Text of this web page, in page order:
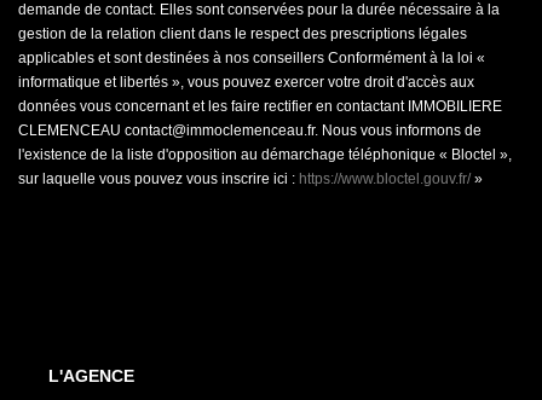
demande de contact. Elles sont conservées pour la durée nécessaire à la
gestion de la relation client dans le respect des prescriptions légales
applicables et sont destinées à nos conseillers Conformément à la loi «
informatique et libertés », vous pouvez exercer votre droit d'accès aux
données vous concernant et les faire rectifier en contactant IMMOBILIERE
CLEMENCEAU contact@immoclemenceau.fr. Nous vous informons de
l'existence de la liste d'opposition au démarchage téléphonique « Bloctel »,
sur laquelle vous pouvez vous inscrire ici : https://www.bloctel.gouv.fr/»
L'AGENCE